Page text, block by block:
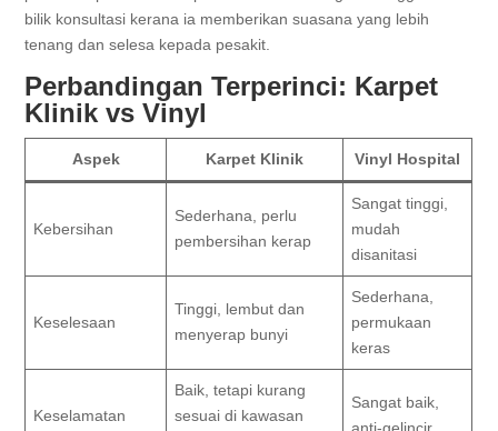
bilik konsultasi kerana ia memberikan suasana yang lebih
tenang dan selesa kepada pesakit.
Perbandingan Terperinci: Karpet
Klinik vs Vinyl
Aspek Karpet Klinik Vinyl Hospital
Kebersihan
Sederhana, perlu
pembersihan kerap
Sangat tinggi,
mudah
disanitasi
Keselesaan
Tinggi, lembut dan
menyerap bunyi
Sederhana,
permukaan
keras
Keselamatan
Baik, tetapi kurang
sesuai di kawasan
Sangat baik,